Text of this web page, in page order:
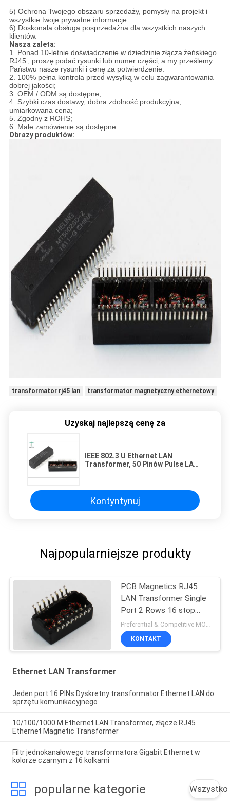
5) Ochrona Twojego obszaru sprzedaży, pomysły na projekt i
wszystkie twoje prywatne informacje
6) Doskonała obsługa posprzedażna dla wszystkich naszych
klientów.
Nasza zaleta:
1. Ponad 10-letnie doświadczenie w dziedzinie złączażeńskiego
RJ45 , proszę podać rysunki lub numer części, a my prześlemy
Państwu nasze rysunki i cenę za potwierdzenie.
2. 100% pełna kontrola przed wysyłką w celu zagwarantowania
dobrej jakości;
3. OEM / ODM są dostępne;
4. Szybki czas dostawy, dobra zdolność produkcyjna,
umiarkowana cena;
5. Zgodny z ROHS;
6. Małe zamówienie są dostępne.
Obrazy produktów:
transformator rj45 lan transformator magnetyczny ethernetowy
Uzyskaj najlepszą cenę za
IEEE 802.3 U Ethernet LAN
Transformer, 50 Pinów Pulse LAN
Kontyntynuj
Najpopularniejsze produkty
PCB Magnetics RJ45
LAN Transformer Single
Port 2 Rows 16 stop
lutowniczych
Preferential & Competitive MOQ:2000
KONTAKT
Ethernet LAN Transformer
Jeden port 16 PINs Dyskretny transformator Ethernet LAN do
sprzętu komunikacyjnego
10/100/1000 M Ethernet LAN Transformer, złącze RJ45
Ethernet Magnetic Transformer
Filtr jednokanałowego transformatora Gigabit Ethernet w
kolorze czarnym z 16 kołkami
popularne kategorie Wszystko